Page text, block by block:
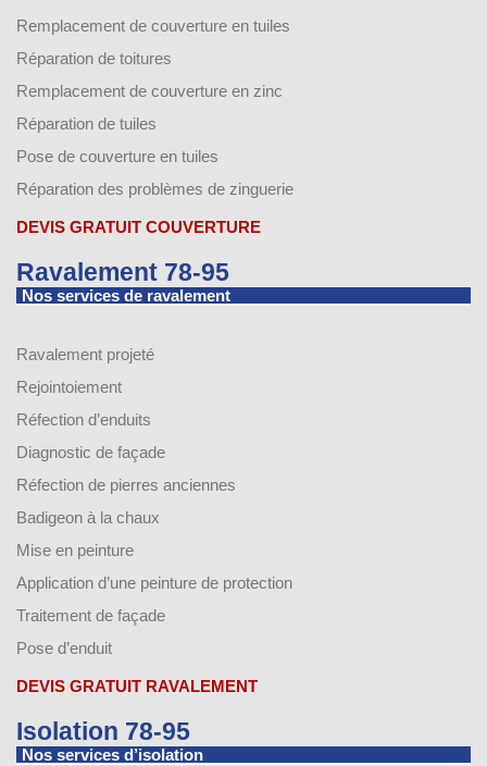
Remplacement de couverture en tuiles
Réparation de toitures
Remplacement de couverture en zinc
Réparation de tuiles
Pose de couverture en tuiles
Réparation des problèmes de zinguerie
DEVIS GRATUIT COUVERTURE
Ravalement 78-95
Nos services de ravalement
Ravalement projeté
Rejointoiement
Réfection d’enduits
Diagnostic de façade
Réfection de pierres anciennes
Badigeon à la chaux
Mise en peinture
Application d’une peinture de protection
Traitement de façade
Pose d’enduit
DEVIS GRATUIT RAVALEMENT
Isolation 78-95
Nos services d’isolation